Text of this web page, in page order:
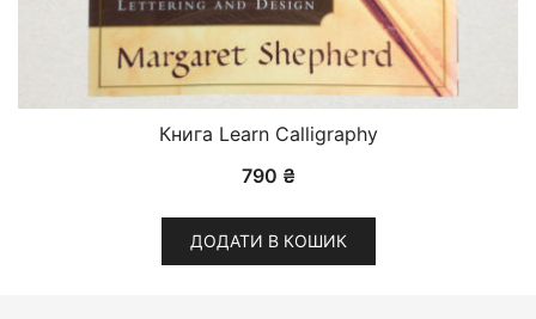
Книга Learn Calligraphy
790 ₴
ДОДАТИ В КОШИК